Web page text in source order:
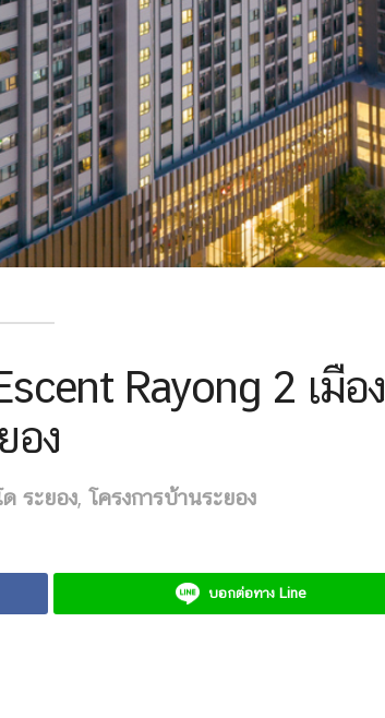
Rayong 2 เมือง
อง
ระยอง, โครงการบ้านระยอง
บอกต่อทาง Line